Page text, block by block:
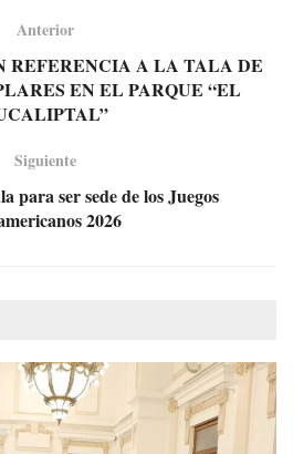
Anterior
REFERENCIA A LA TALA DE
EN EL PARQUE “EL
Siguiente
para ser sede de los Juegos
2026